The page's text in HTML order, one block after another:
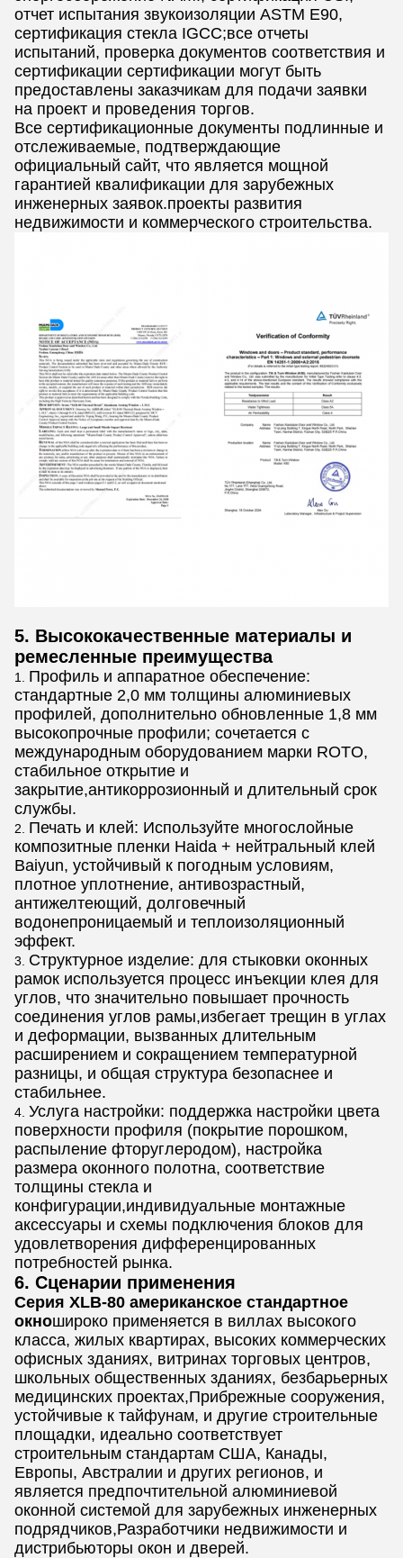
отчет испытания звукоизоляции ASTM E90,
сертификация стекла IGCC;все отчеты
испытаний, проверка документов соответствия и
сертификации сертификации могут быть
предоставлены заказчикам для подачи заявки
на проект и проведения торгов.
Все сертификационные документы подлинные и
отслеживаемые, подтверждающие
официальный сайт, что является мощной
гарантией квалификации для зарубежных
инженерных заявок.проекты развития
недвижимости и коммерческого строительства.
5. Высококачественные материалы и
ремесленные преимущества
Профиль и аппаратное обеспечение:
стандартные 2,0 мм толщины алюминиевых
профилей, дополнительно обновленные 1,8 мм
высокопрочные профили; сочетается с
международным оборудованием марки ROTO,
стабильное открытие и
закрытие,антикоррозионный и длительный срок
службы.
Печать и клей: Используйте многослойные
композитные пленки Haida + нейтральный клей
Baiyun, устойчивый к погодным условиям,
плотное уплотнение, антивозрастный,
антижелтеющий, долговечный
водонепроницаемый и теплоизоляционный
эффект.
Структурное изделие: для стыковки оконных
рамок используется процесс инъекции клея для
углов, что значительно повышает прочность
соединения углов рамы,избегает трещин в углах
и деформации, вызванных длительным
расширением и сокращением температурной
разницы, и общая структура безопаснее и
стабильнее.
Услуга настройки: поддержка настройки цвета
поверхности профиля (покрытие порошком,
распыление фторуглеродом), настройка
размера оконного полотна, соответствие
толщины стекла и
конфигурации,индивидуальные монтажные
аксессуары и схемы подключения блоков для
удовлетворения дифференцированных
потребностей рынка.
6. Сценарии применения
Серия XLB-80 американское стандартное
окношироко применяется в виллах высокого
класса, жилых квартирах, высоких коммерческих
офисных зданиях, витринах торговых центров,
школьных общественных зданиях, безбарьерных
медицинских проектах,Прибрежные сооружения,
устойчивые к тайфунам, и другие строительные
площадки, идеально соответствует
строительным стандартам США, Канады,
Европы, Австралии и других регионов, и
является предпочтительной алюминиевой
оконной системой для зарубежных инженерных
подрядчиков,Разработчики недвижимости и
дистрибьюторы окон и дверей.